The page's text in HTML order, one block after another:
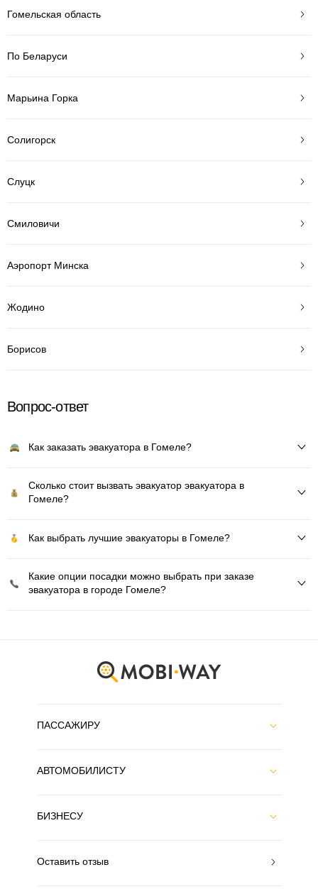
Гомельская область
По Беларуси
Марьина Горка
Солигорск
Слуцк
Смиловичи
Аэропорт Минска
Жодино
Борисов
Вопрос-ответ
Как заказать эвакуатора в Гомеле?
Сколько стоит вызвать эвакуатор эвакуатора в
Гомеле?
Как выбрать лучшие эвакуаторы в Гомеле?
Какие опции посадки можно выбрать при заказе
эвакуатора в городе Гомеле?
ПАССАЖИРУ
АВТОМОБИЛИСТУ
БИЗНЕСУ
Оставить отзыв